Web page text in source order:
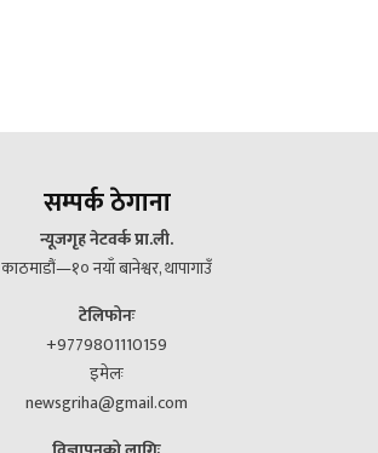
सम्पर्क ठेगाना
न्यूजगृह नेटवर्क प्रा.ली.
काठमाडौं—१० नयाँ बानेश्वर, थापागाउँ
टेलिफोनः
+9779801110159
इमेलः
newsgriha@gmail.com